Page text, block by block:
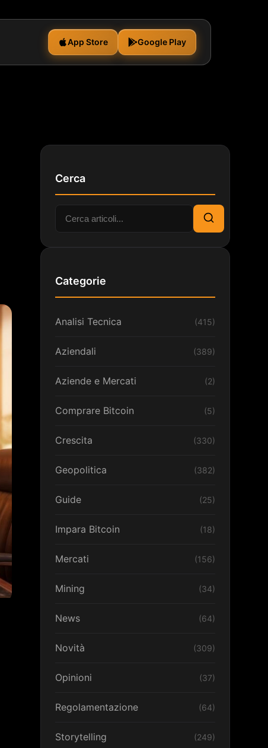
App Store Google Play
Cerca
Cerca:
Cerca
Categorie
Analisi Tecnica (415)
Aziendali (389)
Aziende e Mercati (2)
Comprare Bitcoin (5)
Crescita (330)
Geopolitica (382)
Guide (25)
Impara Bitcoin (18)
Mercati (156)
Mining (34)
News (64)
Novità (309)
Opinioni (37)
Regolamentazione (64)
Storytelling (249)